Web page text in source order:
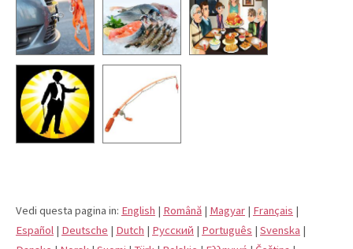
Vedi questa pagina in: English | Română | Magyar | Français |
Español | Deutsche | Dutch | Pусский | Português | Svenska |